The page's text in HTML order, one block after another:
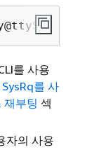
를 사용
를 사
재부팅 섹
자의 사용